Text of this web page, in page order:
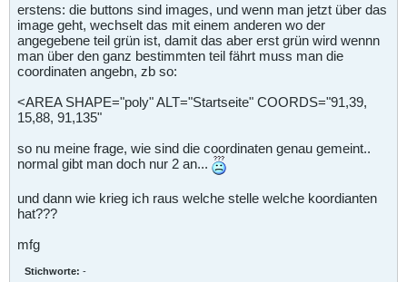
erstens: die buttons sind images, und wenn man jetzt über das
image geht, wechselt das mit einem anderen wo der
angegebene teil grün ist, damit das aber erst grün wird wennn
man über den ganz bestimmten teil fährt muss man die
coordinaten angebn, zb so:
<AREA SHAPE="poly" ALT="Startseite" COORDS="91,39,
15,88, 91,135"
so nu meine frage, wie sind die coordinaten genau gemeint..
normal gibt man doch nur 2 an...
und dann wie krieg ich raus welche stelle welche koordianten
hat???
mfg
Stichworte: -